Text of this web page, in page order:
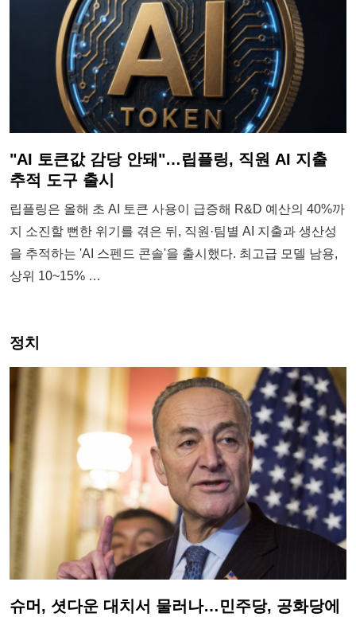
"AI 토큰값 감당 안돼"…립플링, 직원 AI 지출
추적 도구 출시
립플링은 올해 초 AI 토큰 사용이 급증해 R&D 예산의 40%까
지 소진할 뻔한 위기를 겪은 뒤, 직원·팀별 AI 지출과 생산성
을 추적하는 'AI 스펜드 콘솔'을 출시했다. 최고급 모델 남용,
상위 10~15% …
정치
슈머, 셧다운 대치서 물러나…민주당, 공화당에